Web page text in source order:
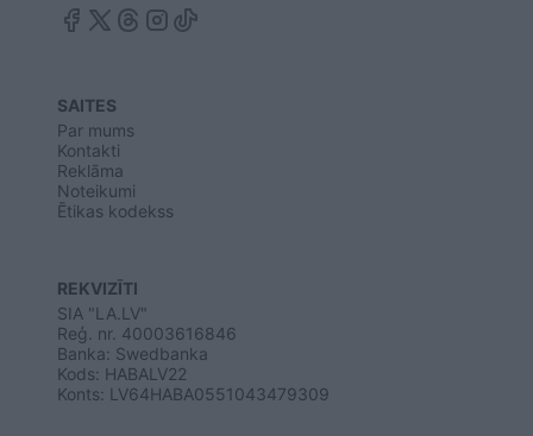
SAITES
Par mums
Kontakti
Reklāma
Noteikumi
Ētikas kodekss
REKVIZĪTI
SIA "LA.LV"
Reģ. nr. 40003616846
Banka: Swedbanka
Kods: HABALV22
Konts: LV64HABA0551043479309